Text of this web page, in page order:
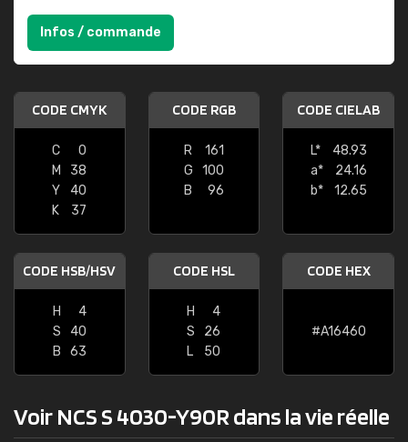
Infos / commande
CODE CMYK
C
0
M
38
Y
40
K
37
CODE RGB
R
161
G
100
B
96
CODE CIELAB
L*
48.93
a*
24.16
b*
12.65
CODE HSB/HSV
H
4
S
40
B
63
CODE HSL
H
4
S
26
L
50
CODE HEX
#A16460
Voir NCS S 4030-Y90R dans la vie réelle